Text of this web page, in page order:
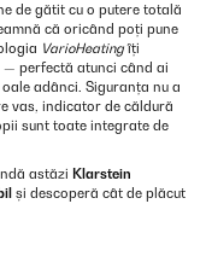
de gătit cu o putere totală
că oricând poți pune
VarioHeatingîți
perfectă atunci când ai
adânci. Siguranța nu a
vas, indicator de căldură
sunt toate integrate de
astăzi Klarstein
și descoperă cât de plăcut